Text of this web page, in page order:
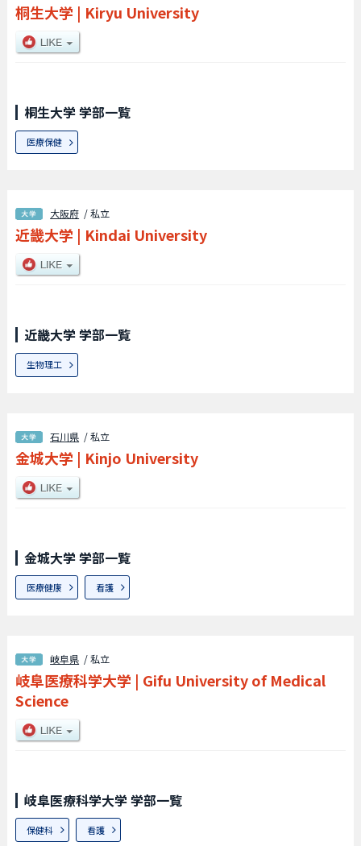
桐生大学 | Kiryu University
桐生大学 学部一覧
医療保健
大阪府 / 私立
近畿大学 | Kindai University
近畿大学 学部一覧
生物理工
石川県 / 私立
金城大学 | Kinjo University
金城大学 学部一覧
医療健康 看護
岐阜県 / 私立
岐阜医療科学大学 | Gifu University of Medical
Science
岐阜医療科学大学 学部一覧
保健科 看護